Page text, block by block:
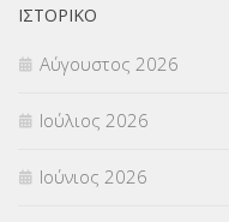
ΟΙΚΟΝΟΜΙΚΑ ΘΕΜΑΤΑ
Π.Ε.Κ. ΗΡΑΚΛΕΙΟΥ
ΠΑΝΕΛΛΑΔΙΚΕΣ
ΠΡΟΚΗΡΥΞΕΙΣ
ΙΣΤΟΡΙΚΌ
Αύγουστος 2026
Ιούλιος 2026
Ιούνιος 2026